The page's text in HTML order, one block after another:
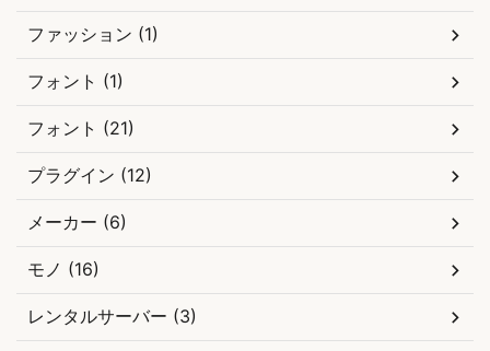
ファッション (1)
フォント (1)
フォント (21)
プラグイン (12)
メーカー (6)
モノ (16)
レンタルサーバー (3)